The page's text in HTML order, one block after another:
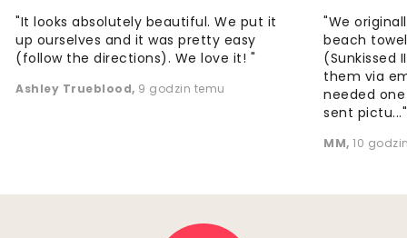
"It looks absolutely beautiful. We put it
up ourselves and it was pretty easy
(follow the directions). We love it! "
Ashley Trueblood, 9 godzin temu
"We
beach
(Sunkissed
them via
needed
sent pictu..."
MM, 10